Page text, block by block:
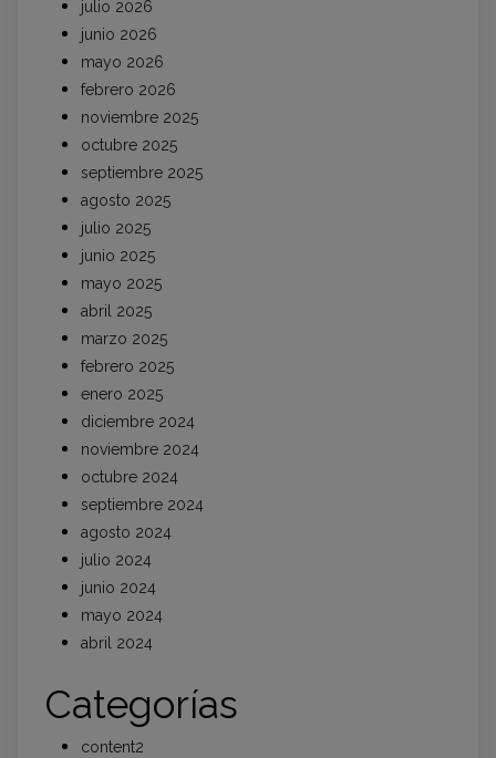
julio 2026
junio 2026
mayo 2026
febrero 2026
noviembre 2025
octubre 2025
septiembre 2025
agosto 2025
julio 2025
junio 2025
mayo 2025
abril 2025
marzo 2025
febrero 2025
enero 2025
diciembre 2024
noviembre 2024
octubre 2024
septiembre 2024
agosto 2024
julio 2024
junio 2024
mayo 2024
abril 2024
Categorías
content2